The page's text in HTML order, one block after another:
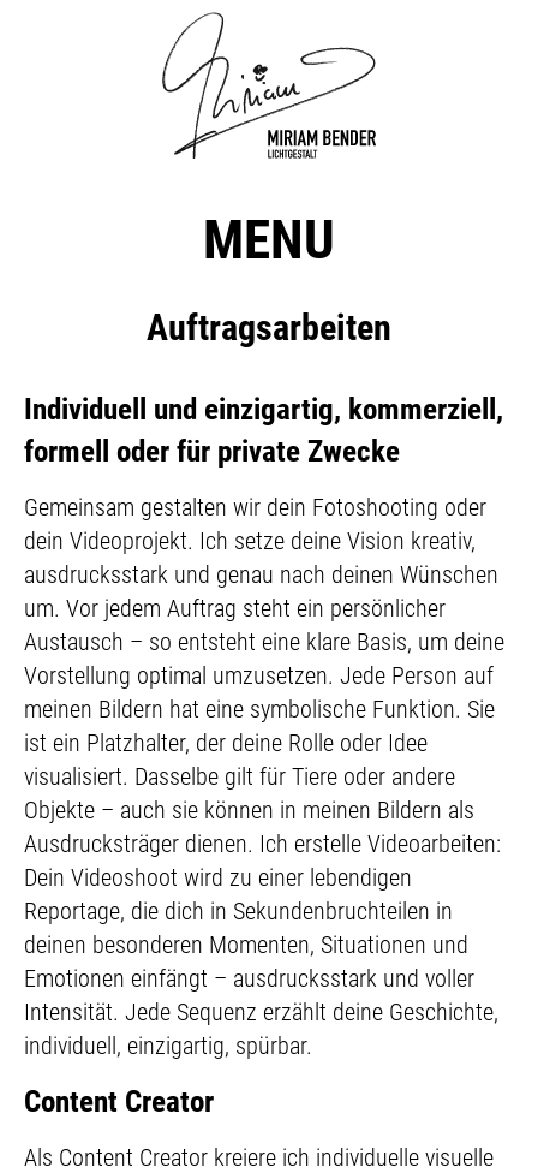
MENU
Auftragsarbeiten
Individuell und einzigartig, kommerziell,
formell oder für private Zwecke
Gemeinsam gestalten wir dein Fotoshooting oder
dein Videoprojekt. Ich setze deine Vision kreativ,
ausdrucksstark und genau nach deinen Wünschen
um. Vor jedem Auftrag steht ein persönlicher
Austausch – so entsteht eine klare Basis, um deine
Vorstellung optimal umzusetzen. Jede Person auf
meinen Bildern hat eine symbolische Funktion. Sie
ist ein Platzhalter, der deine Rolle oder Idee
visualisiert. Dasselbe gilt für Tiere oder andere
Objekte – auch sie können in meinen Bildern als
Ausdrucksträger dienen. Ich erstelle Videoarbeiten:
Dein Videoshoot wird zu einer lebendigen
Reportage, die dich in Sekundenbruchteilen in
deinen besonderen Momenten, Situationen und
Emotionen einfängt – ausdrucksstark und voller
Intensität. Jede Sequenz erzählt deine Geschichte,
individuell, einzigartig, spürbar.
Content Creator
Als Content Creator kreiere ich individuelle visuelle